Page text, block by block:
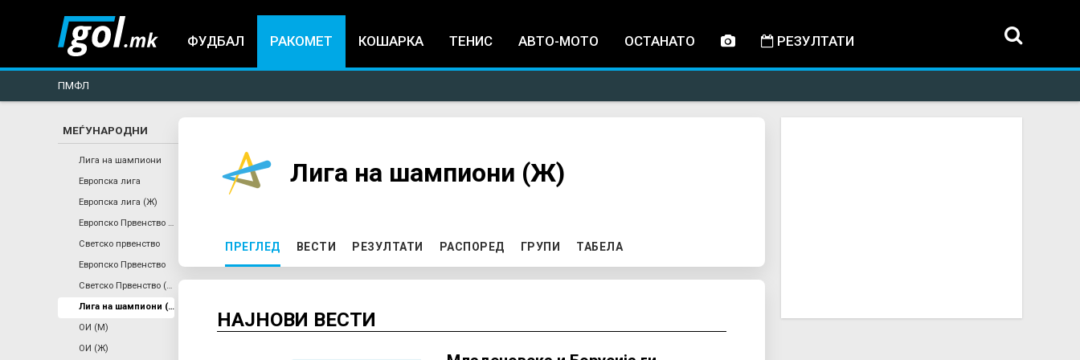
ФУДБАЛ РАКОМЕТ КОШАРКА ТЕНИС АВТО-МОТО ОСТАНАТО РЕЗУЛТАТИ
ПМФЛ
You
are
here
Лига на шампиони (Ж)
P
r
i
ПРЕГЛЕД (ACTIVE TAB)
ВЕСТИ РЕЗУЛТАТИ РАСПОРЕД ГРУПИ ТАБЕЛА
НАЈНОВИ ВЕСТИ
МЕЃУНАРОДНИ
Лига на шампиони
Европска лига
Европска лига (Ж)
Европско Првенство (Ж)
Светско првенство
Европско Првенство
Светско Првенство (Ж)
Лига на шампиони (Ж)
ОИ (М)
ОИ (Ж)